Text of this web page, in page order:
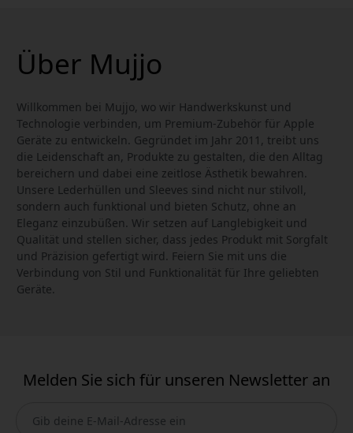
Über Mujjo
Willkommen bei Mujjo, wo wir Handwerkskunst und
Technologie verbinden, um Premium-Zubehör für Apple
Geräte zu entwickeln. Gegründet im Jahr 2011, treibt uns
die Leidenschaft an, Produkte zu gestalten, die den Alltag
bereichern und dabei eine zeitlose Ästhetik bewahren.
Unsere Lederhüllen und Sleeves sind nicht nur stilvoll,
sondern auch funktional und bieten Schutz, ohne an
Eleganz einzubüßen. Wir setzen auf Langlebigkeit und
Qualität und stellen sicher, dass jedes Produkt mit Sorgfalt
und Präzision gefertigt wird. Feiern Sie mit uns die
Verbindung von Stil und Funktionalität für Ihre geliebten
Geräte.
Melden Sie sich für unseren Newsletter an